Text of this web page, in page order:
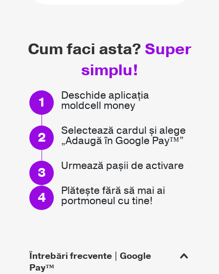
Cum faci asta? Super
simplu!
Deschide aplicația
moldcell money
Selectează cardul și alege
„Adaugă în Google Pay™”
Urmează pașii de activare
Plătește fără să mai ai
portmoneul cu tine!
Întrebări frecvente | Google
Pay™